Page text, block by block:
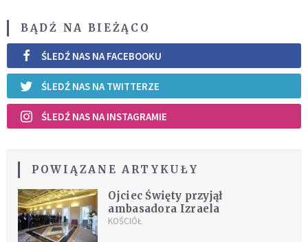
BĄDŹ NA BIEŻĄCO
ŚLEDŹ NAS NA FACEBOOKU
ŚLEDŹ NAS NA TWITTERZE
ŚLEDŹ NAS NA INSTAGRAMIE
POWIĄZANE ARTYKUŁY
Ojciec Święty przyjął
ambasadora Izraela
KOŚCIÓŁ